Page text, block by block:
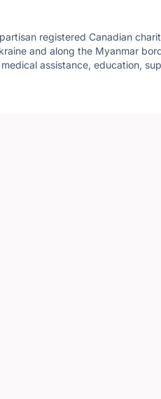
registered Canadian
and along the Myanmar
assistance, education,